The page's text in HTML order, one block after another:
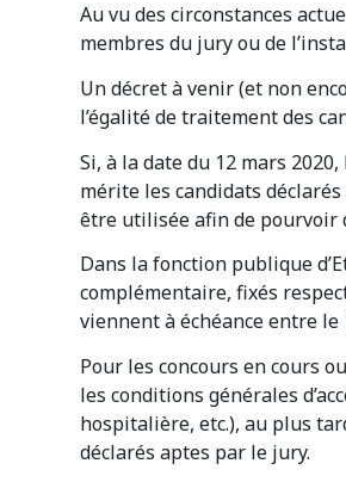
Au vu des circonstances
membres du jury ou de
Un décret à venir (et non
l’égalité de traitement des
Si, à la date du 12 mars
mérite les candidats
être utilisée afin de pourvoir
Dans la fonction publique
complémentaire, fixés
viennent à échéance entre le
Pour les concours en cours
les conditions générales
hospitalière, etc.), au plus
déclarés aptes par le jury.